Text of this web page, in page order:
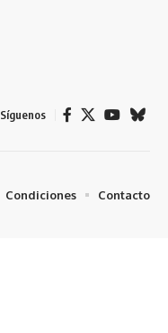
Síguenos
Condiciones Contacto